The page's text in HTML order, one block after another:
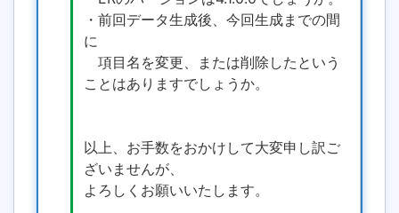
・前回データ生成後、今回生成までの間
に
項目名を変更、または削除したという
ことはありますでしょうか。
以上、お手数をおかけして大変申し訳ご
ざいませんが、
よろしくお願いいたします。